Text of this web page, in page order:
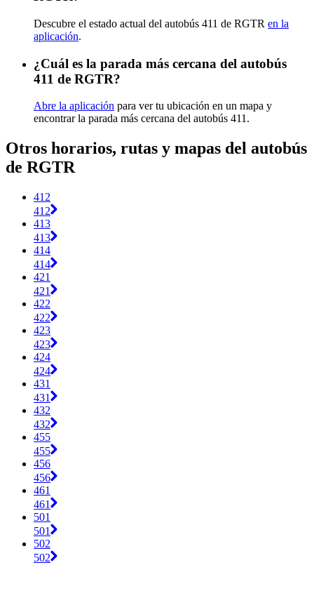
Descubre el estado actual del autobús 411 de RGTR en la
aplicación.
¿Cuál es la parada más cercana del autobús
411 de RGTR?
Abre la aplicación para ver tu ubicación en un mapa y
encontrar la parada más cercana del autobús 411.
Otros horarios, rutas y mapas del autobús
de RGTR
412
412
413
413
414
414
421
421
422
422
423
423
424
424
431
431
432
432
455
455
456
456
461
461
501
501
502
502